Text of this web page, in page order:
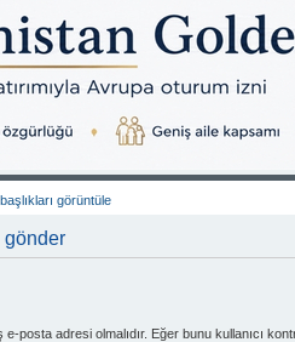
görüntüle
gönder
e-posta adresi olmalıdır. Eğer bunu kullanıcı